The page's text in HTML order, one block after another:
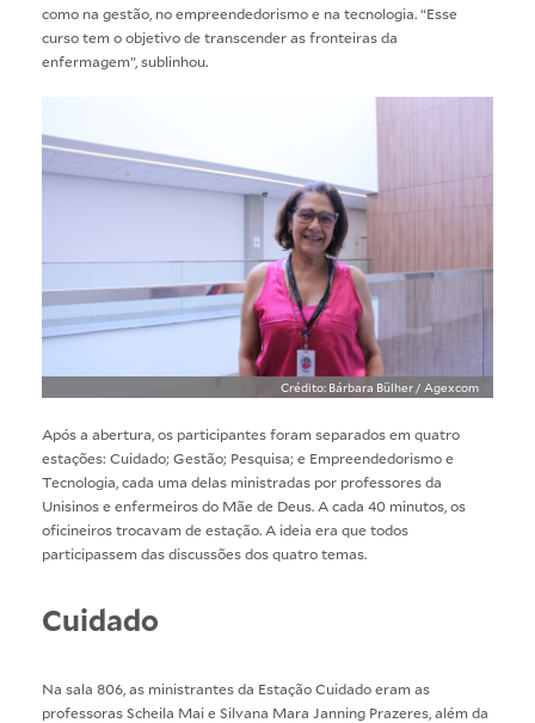
como na gestão, no empreendedorismo e na tecnologia. “Esse
curso tem o objetivo de transcender as fronteiras da
enfermagem”, sublinhou.
Crédito: Bárbara Bülher / Agexcom
Após a abertura, os participantes foram separados em quatro
estações: Cuidado; Gestão; Pesquisa; e Empreendedorismo e
Tecnologia, cada uma delas ministradas por professores da
Unisinos e enfermeiros do Mãe de Deus. A cada 40 minutos, os
oficineiros trocavam de estação. A ideia era que todos
participassem das discussões dos quatro temas.
Cuidado
Na sala 806, as ministrantes da Estação Cuidado eram as
professoras Scheila Mai e Silvana Mara Janning Prazeres, além da